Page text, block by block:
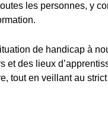
les personnes, y
de handicap à
et des lieux
tout en veillant au